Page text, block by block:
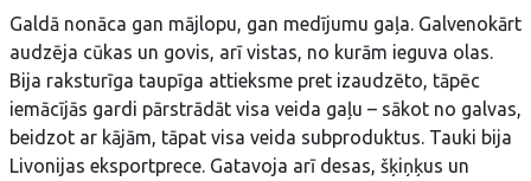
Galdā nonāca gan mājlopu, gan medījumu gaļa. Galvenokārt
audzēja cūkas un govis, arī vistas, no kurām ieguva olas.
Bija raksturīga taupīga attieksme pret izaudzēto, tāpēc
iemācījās gardi pārstrādāt visa veida gaļu – sākot no galvas,
beidzot ar kājām, tāpat visa veida subproduktus. Tauki bija
Livonijas eksportprece. Gatavoja arī desas, šķiņķus un